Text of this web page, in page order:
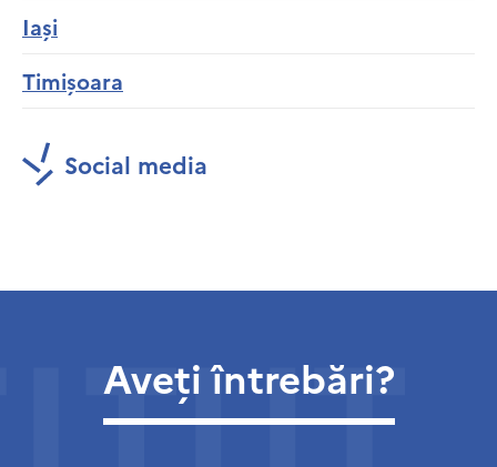
Iași
Timișoara
Social media
Aveți întrebări?